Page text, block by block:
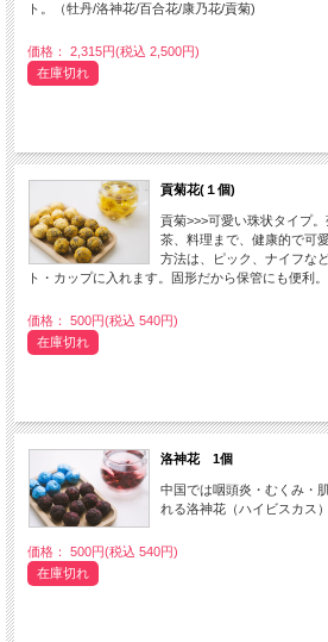
ト。（牡丹/洛神花/百合花/康乃花/貢菊)
価格： 2,315円(税込 2,500円)
在庫切れ
貢菊花(１個)
貢菊>>>可愛い珠状タイプ
茶、料理まで、健康的で可
方法は、ピック、ナイフな
ト・カップに入れます。固形だから保管にも便利。
価格： 500円(税込 540円)
在庫切れ
洛神花 1個
中国では咽頭炎・むくみ・
れる洛神花（ハイビスカス
価格： 500円(税込 540円)
在庫切れ